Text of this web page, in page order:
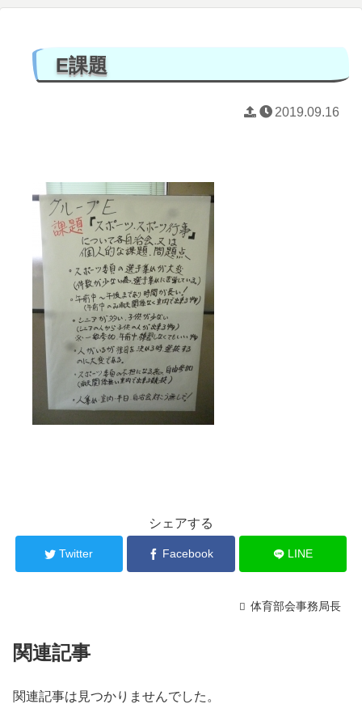
E課題
2019.09.16
シェアする
Twitter Facebook LINE
体育部会事務局長
関連記事
関連記事は見つかりませんでした。